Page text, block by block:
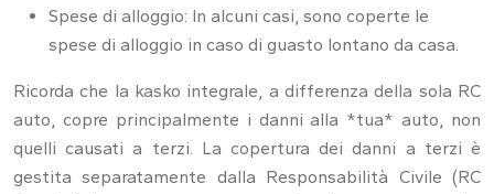
Spese di alloggio: In alcuni casi, sono coperte le
spese di alloggio in caso di guasto lontano da casa.
Ricorda che la kasko integrale, a differenza della sola RC
auto, copre principalmente i danni alla *tua* auto, non
quelli causati a terzi. La copertura dei danni a terzi è
gestita separatamente dalla Responsabilità Civile (RC